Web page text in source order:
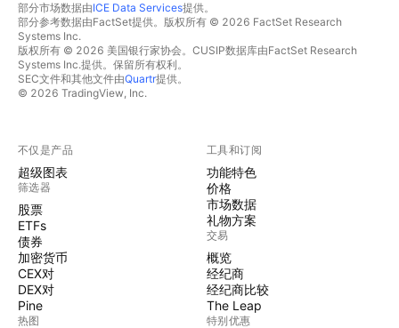
部分市场数据由ICE Data Services提供。
部分参考数据由FactSet提供。版权所有 © 2026 FactSet Research
Systems Inc.
版权所有 © 2026 美国银行家协会。CUSIP数据库由FactSet Research
Systems Inc.提供。保留所有权利。
SEC文件和其他文件由Quartr提供。
© 2026 TradingView, Inc.
不仅是产品
超级图表
筛选器
股票
ETFs
债券
加密货币
CEX对
DEX对
Pine
热图
工具和订阅
功能特色
价格
市场数据
礼物方案
交易
概览
经纪商
经纪商比较
The Leap
特别优惠